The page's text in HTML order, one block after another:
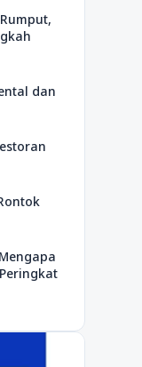
dan